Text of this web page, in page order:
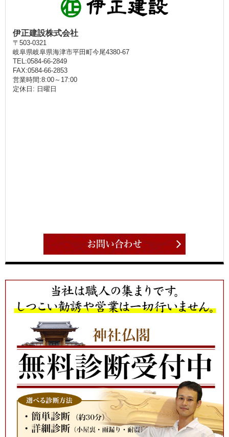
伊正建設株式会社
〒503-0321
岐阜県岐阜県海津市平田町今尾4380-67
TEL:0584-66-2849
FAX:0584-66-2853
営業時間:8:00～17:00
定休日: 日曜日
お問い合わせ